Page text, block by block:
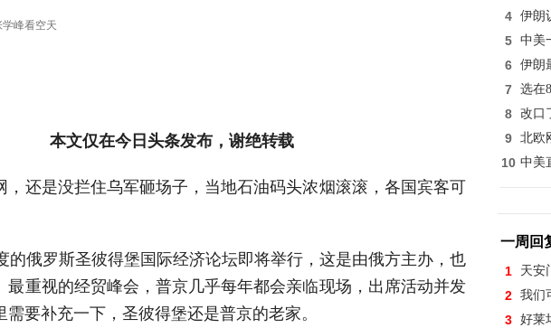
学峰看空天
本文仅在今日头条发布，谢绝转载
，还是没拦住乌军砸场子，当地石油码头浓烟滚滚，各国宾客可
的俄罗斯圣彼得堡国际经济论坛即将举行，这是由俄方主办，也
最重视的经贸峰会，普京几乎每年都会亲临现场，出席活动并发
要补充一下，圣彼得堡还是普京的老家。
4 伊朗
5 中美
6 伊朗
7 选在
8 改口
9 北欧
10 中美
一周回
1 天安
2 我们
3 好莱